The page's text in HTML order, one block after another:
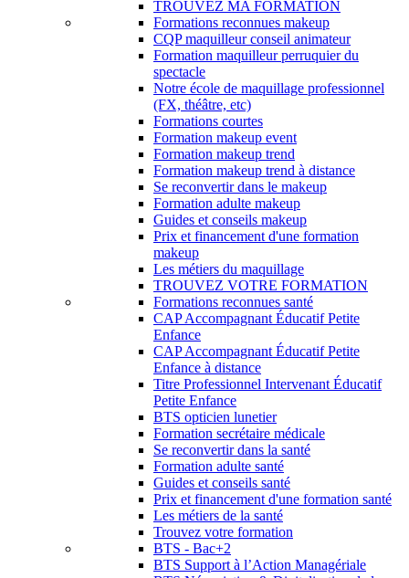
TROUVEZ MA FORMATION
Formations reconnues makeup
CQP maquilleur conseil animateur
Formation maquilleur perruquier du
spectacle
Notre école de maquillage professionnel
(FX, théâtre, etc)
Formations courtes
Formation makeup event
Formation makeup trend
Formation makeup trend à distance
Se reconvertir dans le makeup
Formation adulte makeup
Guides et conseils makeup
Prix et financement d'une formation
makeup
Les métiers du maquillage
TROUVEZ VOTRE FORMATION
Formations reconnues santé
CAP Accompagnant Éducatif Petite
Enfance
CAP Accompagnant Éducatif Petite
Enfance à distance
Titre Professionnel Intervenant Éducatif
Petite Enfance
BTS opticien lunetier
Formation secrétaire médicale
Se reconvertir dans la santé
Formation adulte santé
Guides et conseils santé
Prix et financement d'une formation santé
Les métiers de la santé
Trouvez votre formation
BTS - Bac+2
BTS Support à l’Action Managériale